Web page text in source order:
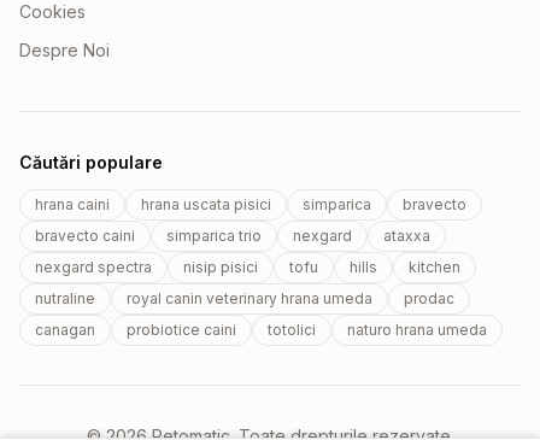
Cookies
Despre Noi
Căutări populare
hrana caini hrana uscata pisici simparica
bravecto
bravecto caini
simparica trio nexgard
ataxxa
nexgard spectra
nisip pisici tofu hills
kitchen
nutraline
royal canin veterinary hrana umeda
prodac
canagan
probiotice caini totolici naturo hrana umeda
© 2026 Petomatic. Toate drepturile rezervate.